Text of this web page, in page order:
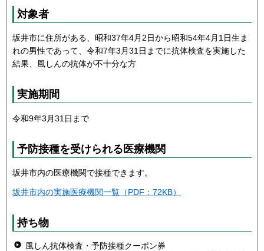
対象者
坂井市に住所がある、昭和37年4月2日から昭和54年4月1日生ま
れの男性であって、令和7年3月31日までに抗体検査を実施した
結果、風しんの抗体が不十分な方
実施期間
令和9年3月31日まで
予防接種を受けられる医療機関
坂井市内の医療機関で接種できます。
坂井市内の実施医療機関一覧（PDF：72KB）
持ち物
風しん抗体検査・予防接種クーポン券